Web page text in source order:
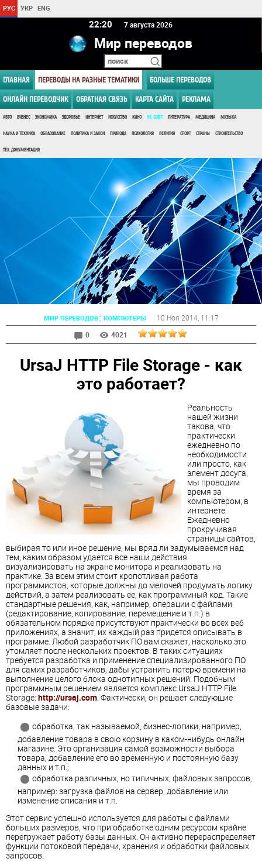
РУС УКР ENG
22:20 7 августа 2026
Мир переводов
ГЛАВНАЯ ПЕРЕВОДЫ НА РАЗНЫЕ ТЕМАТИКИ БОЛЬШЕ ПЕРЕВОДОВ
ОНЛАЙН ПЕРЕВОДЧИК ОБРАТНАЯ СВЯЗЬ КАРТА САЙТА РЕКЛАМА
АВТО БИЗНЕС ЭКОНОМИКА ЗДОРОВЬЕ ИНТЕРНЕТ ИСКУССТВО КИНО ПК, СОФТ ЛИТЕРАТУРА МЕДИЦИНА МУЗЫКА
НАУКА И ТЕХНИКА ОБРАЗОВАНИЕ ПОЛИТИКА И ЗАКОН ПРИРОДА ПСИХОЛОГИЯ РЕЛИГИЯ СПОРТ СТРАНЫ СТРОИТЕЛЬСТВО
ТЕХ. ДОКУМЕНТАЦИЯ
МИР ПЕРЕВОДОВ: КОМПЮТЕРЫ 10 Ноя 2014, 11:17
0
4021
UrsaJ НТТР File Storage - как
это работает?
Реальность
нашей жизни
такова, что
практически
ежедневно по
необходимости
или просто, как
элемент досуга,
мы проводим
время за
компьютером, в
интернете.
Ежедневно
прокручивая
страницы сайтов,
выбирая то или иное решение, мы вряд ли задумываемся над
тем, каким образом удается все наши действия
визуализировать на экране монитора и реализовать на
практике. За всем этим стоит кропотливая работа
программистов, которые должны до мелочей продумать логику
действий, а затем реализовать ее, как программный код. Такие
стандартные решения, как, например, операции с файлами
(редактирование, копирование, перемещение и т.п.) в
обязательном порядке присутствуют практически во всех веб
приложениях, а значит, их каждый раз придется описывать в
программе. Любой разработчик ПО вам скажет, насколько это
утомляет после нескольких проектов. В таких ситуациях
требуется разработка и применение специализированного ПО
для самих разработчиков, дабы устранить потерю времени на
выполнение целого блока однотипных решений. Подобным
программным решением является комплекс UrsaJ НТТР File
Storage: http://ursaj.com. Фактически, он решает следующие
базовые задачи:
обработка, так называемой, бизнес-логики, например,
добавление товара в свою корзину в каком-нибудь онлайн
магазине. Это организация самой возможности выбора
товара, добавление его во временную и постоянную базу
данных и т.п.;
обработка различных, но типичных, файловых запросов,
например: загрузка файлов на сервер, добавление или
изменение описания и т.п.
Этот сервис успешно используется для работы с файлами
больших размеров, что при обработке одним ресурсом крайне
перегружает работу базы данных. Он активно перераспределяет
функции потоковой передачи, хранения и обработки файловых
запросов.